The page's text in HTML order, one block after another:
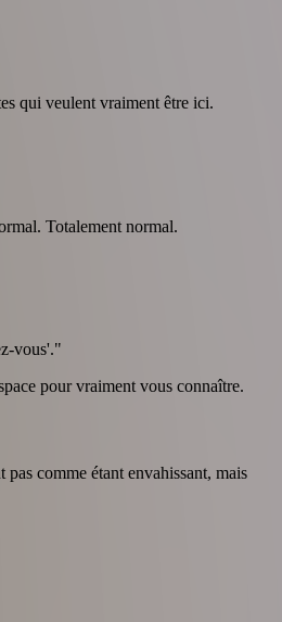
qui veulent vraiment être ici.
Totalement normal.
vous'."
pour vraiment vous connaître.
comme étant envahissant, mais